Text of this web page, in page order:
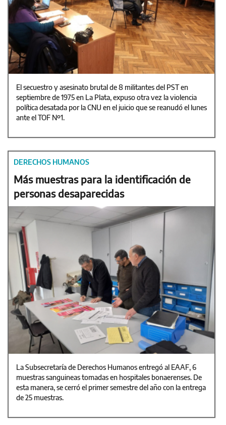
El secuestro y asesinato brutal de 8 militantes del PST en
septiembre de 1975 en La Plata, expuso otra vez la violencia
política desatada por la CNU en el juicio que se reanudó el lunes
ante el TOF Nº1.
DERECHOS HUMANOS
Más muestras para la identificación de
personas desaparecidas
La Subsecretaría de Derechos Humanos entregó al EAAF, 6
muestras sanguineas tomadas en hospitales bonaerenses. De
esta manera, se cerró el primer semestre del año con la entrega
de 25 muestras.